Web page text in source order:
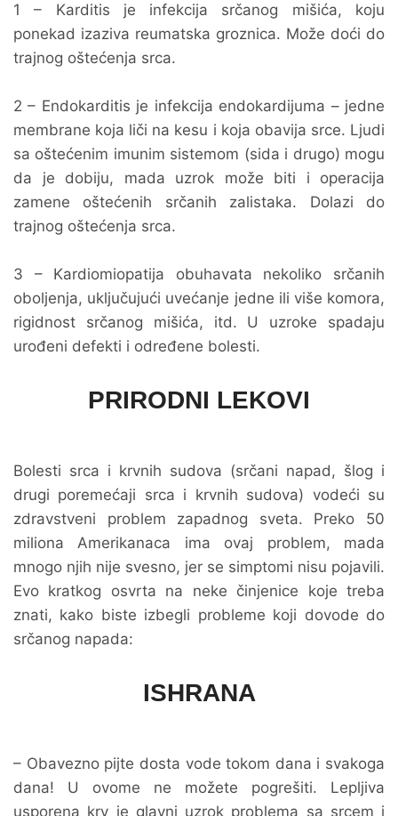
1 – Karditis je infekcija srčanog mišića, koju
ponekad izaziva reumatska groznica. Može doći do
trajnog oštećenja srca.
2 – Endokarditis je infekcija endokardijuma – jedne
membrane koja liči na kesu i koja obavija srce. Ljudi
sa oštećenim imunim sistemom (sida i drugo) mogu
da je dobiju, mada uzrok može biti i operacija
zamene oštećenih srčanih zalistaka. Dolazi do
trajnog oštećenja srca.
3 – Kardiomiopatija obuhavata nekoliko srčanih
oboljenja, uključujući uvećanje jedne ili više komora,
rigidnost srčanog mišića, itd. U uzroke spadaju
urođeni defekti i određene bolesti.
PRIRODNI LEKOVI
Bolesti srca i krvnih sudova (srčani napad, šlog i
drugi poremećaji srca i krvnih sudova) vodeći su
zdravstveni problem zapadnog sveta. Preko 50
miliona Amerikanaca ima ovaj problem, mada
mnogo njih nije svesno, jer se simptomi nisu pojavili.
Evo kratkog osvrta na neke činjenice koje treba
znati, kako biste izbegli probleme koji dovode do
srčanog napada:
ISHRANA
– Obavezno pijte dosta vode tokom dana i svakoga
dana! U ovome ne možete pogrešiti. Lepljiva
usporena krv je glavni uzrok problema sa srcem i